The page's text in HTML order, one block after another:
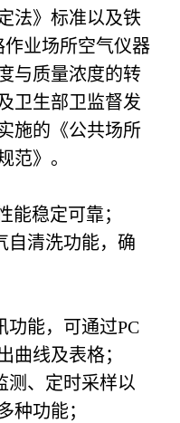
法》标准以及铁
作业场所空气仪器
与质量浓度的转
卫生部卫监督发
施的《公共场所
范》。
能稳定可靠；
自清洗功能，确
功能，可通过PC
曲线及表格；
测、定时采样以
种功能；